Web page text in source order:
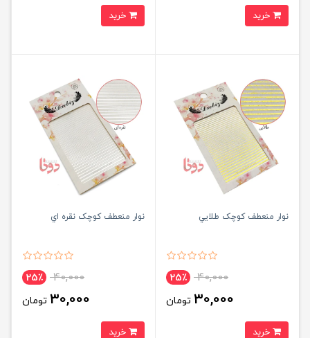
نوار منعطف کوچک طلايي
40,000 25٪
30,000 تومان
نوار منعطف کوچک نقره اي
40,000 25٪
30,000 تومان